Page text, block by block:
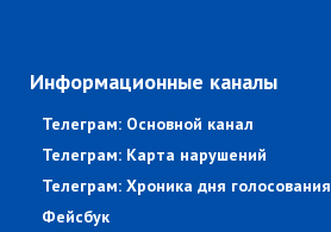
Информационные каналы
Телеграм: Основной канал
Телеграм: Карта нарушений
Телеграм: Хроника дня голосования
Фейсбук